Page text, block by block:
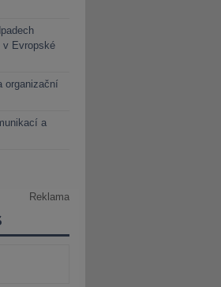
v Evropské
organizační
a